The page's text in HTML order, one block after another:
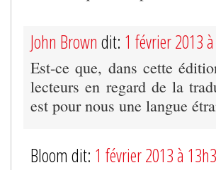
John Brown dit: 1 février 2013
Est-ce que, dans cette
lecteurs en regard de la
est pour nous une langue
Bloom dit: 1 février 2013 à